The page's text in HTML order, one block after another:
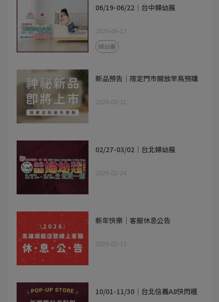
06/19-06/22｜台中婦幼展
2026-06-12
婦幼展
新品預告｜限定門市開放早鳥預購
2026-03-31
02/27-03/02｜台北婦幼展
2026-02-24
新年快樂｜客服休息公告
2026-02-12
10/01-11/30｜台北信義A8快閃櫃